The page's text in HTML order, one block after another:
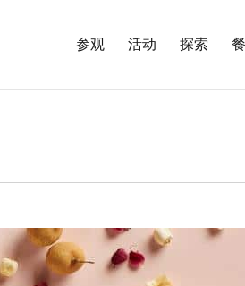
参观 活动 探索